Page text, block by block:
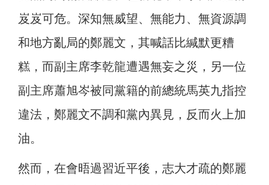
岌岌可危。深知無威望、無能力、無資源調
和地方亂局的鄭麗文，其喊話比緘默更糟
糕，而副主席李乾龍遭遇無妄之災，另一位
副主席蕭旭岑被同黨籍的前總統馬英九指控
違法，鄭麗文不調和黨內異見，反而火上加
油。
然而，在會晤過習近平後，志大才疏的鄭麗